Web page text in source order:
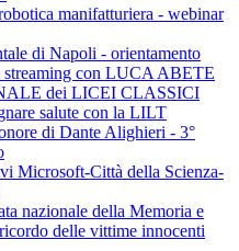
manifatturiera - webinar
di Napoli - orientamento
con LUCA ABETE
dei LICEI CLASSICI
salute con la LILT
di Dante Alighieri - 3°
Microsoft-Città della Scienza-
nazionale della Memoria e
delle vittime innocenti